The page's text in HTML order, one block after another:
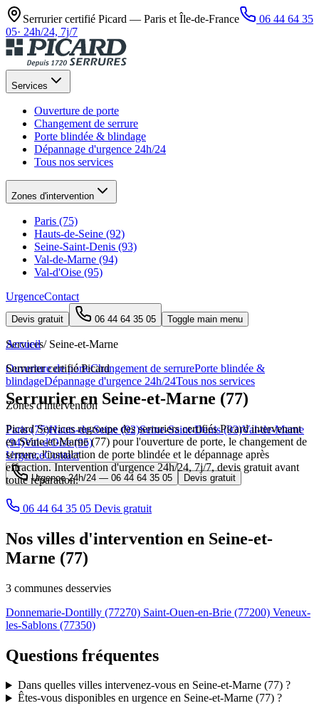
Serrurier certifié Picard — Paris et Île-de-France
06 44 64 35
05· 24h/24, 7j/7
Services
Ouverture de porte
Changement de serrure
Porte blindée & blindage
Dépannage d'urgence 24h/24
Tous nos services
Zones d'intervention
Paris (75)
Hauts-de-Seine (92)
Seine-Saint-Denis (93)
Val-de-Marne (94)
Val-d'Oise (95)
UrgenceContact
Devis gratuit 06 44 64 35 05 Toggle main menu
Services
Ouverture de porteChangement de serrurePorte blindée &
blindageDépannage d'urgence 24h/24Tous nos services
Zones d'intervention
Paris (75)Hauts-de-Seine (92)Seine-Saint-Denis (93)Val-de-Marne
(94)Val-d'Oise (95)
UrgenceContact
Urgence 24h/24 — 06 44 64 35 05 Devis gratuit
Accueil / Seine-et-Marne
Serrurier certifié Picard
Serrurier en Seine-et-Marne (77)
Picard Services regroupe des serruriers certifiés Picard intervenant
en Seine-et-Marne (77) pour l'ouverture de porte, le changement de
serrure, l'installation de porte blindée et le dépannage après
effraction. Intervention d'urgence 24h/24, 7j/7, devis gratuit avant
toute réparation.
06 44 64 35 05 Devis gratuit
Nos villes d'intervention en Seine-et-
Marne (77)
3 communes desservies
Donnemarie-Dontilly (77270) Saint-Ouen-en-Brie (77200) Veneux-
les-Sablons (77350)
Questions fréquentes
Dans quelles villes intervenez-vous en Seine-et-Marne (77) ?
Êtes-vous disponibles en urgence en Seine-et-Marne (77) ?